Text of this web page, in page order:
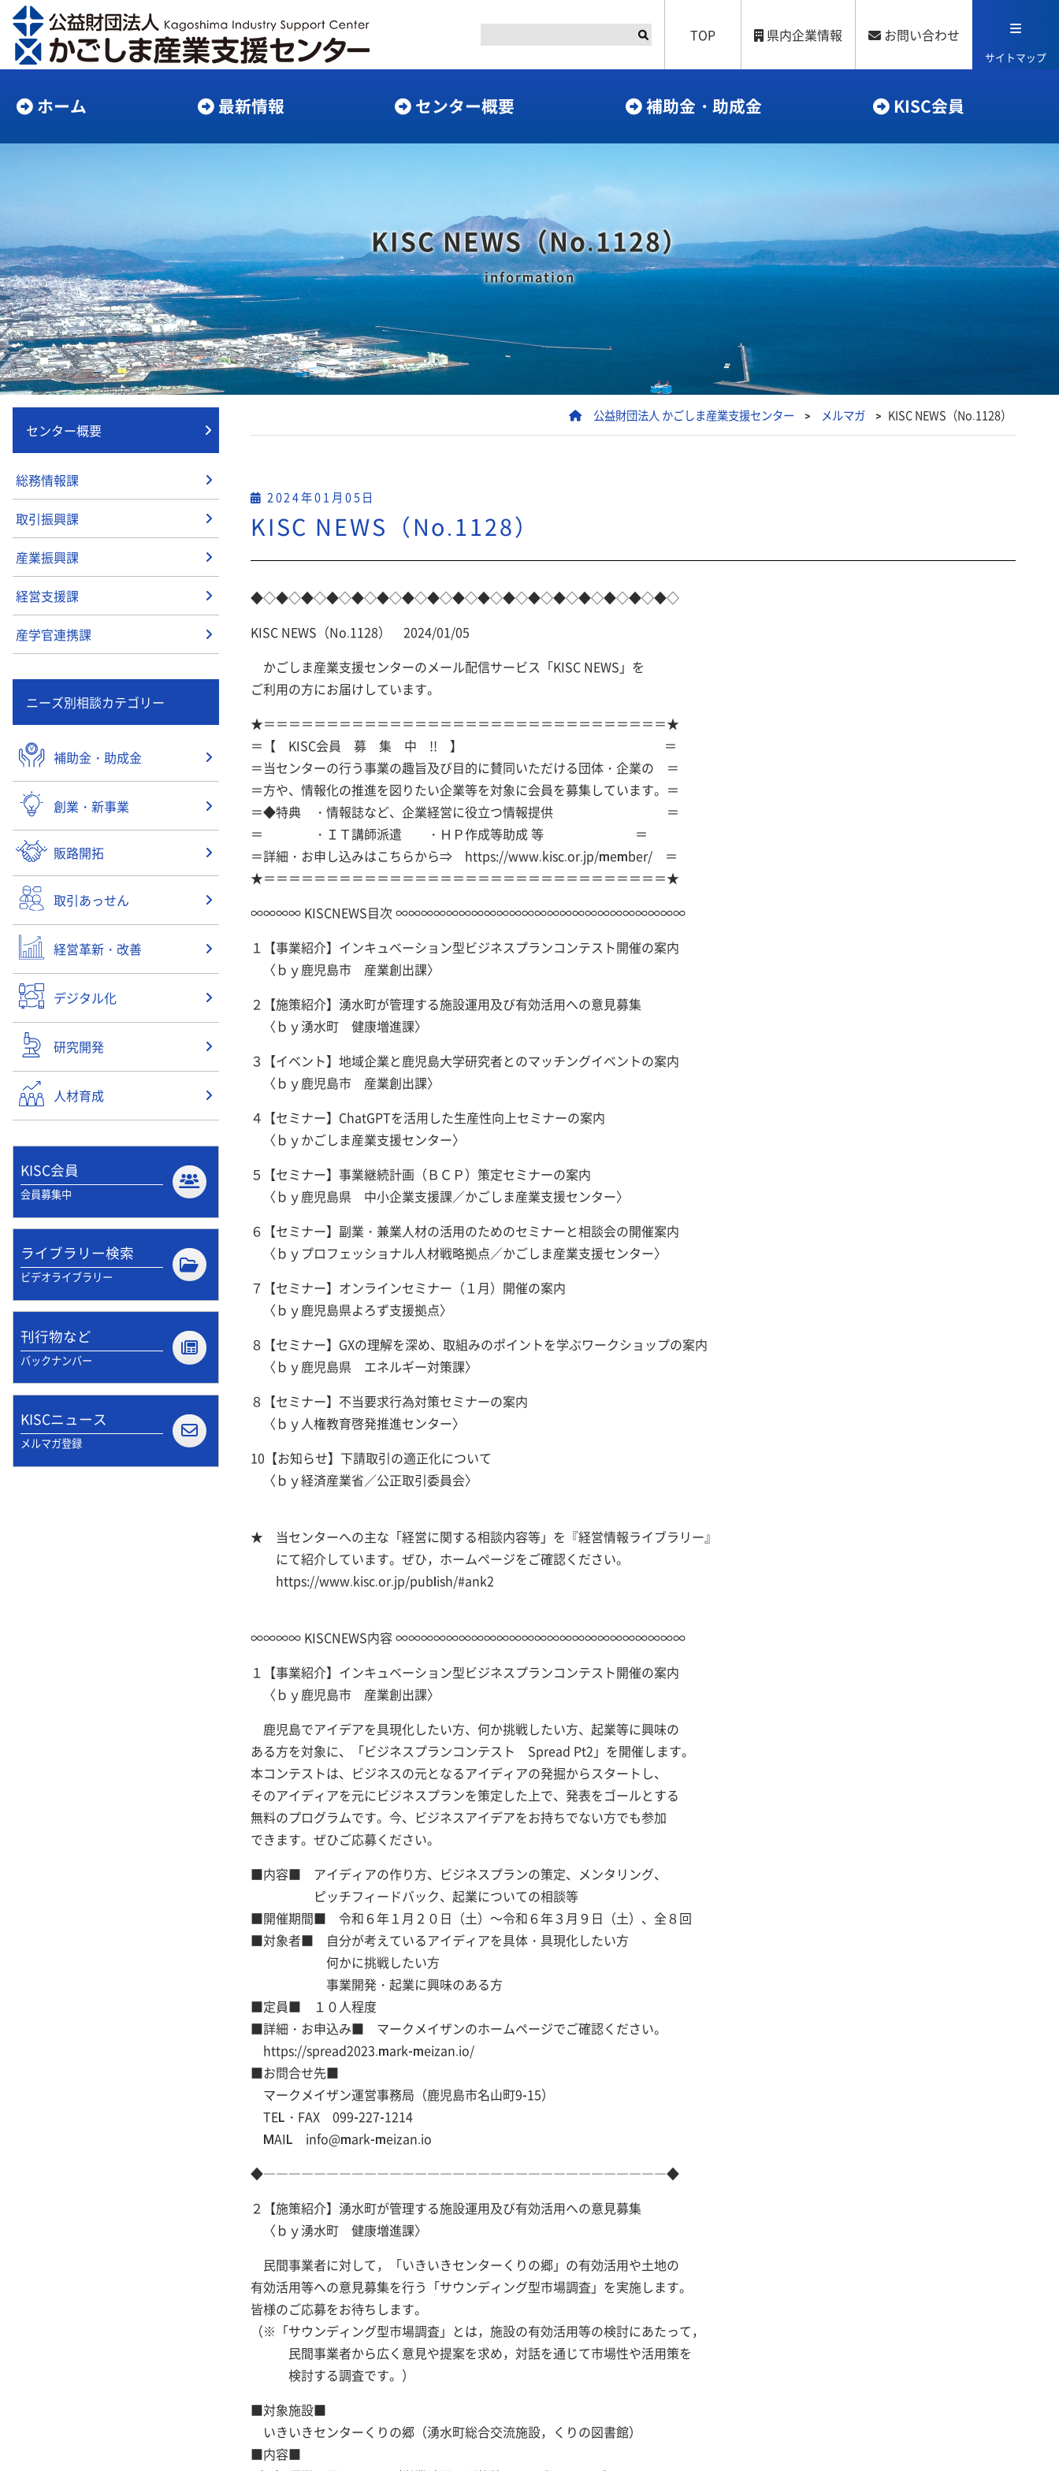
TOP 県内企業情報 お問い合わせ
サイトマップ
ホーム 最新情報 センター概要 補助金・助成金 KISC会員
KISC NEWS（No.1128）
information
公益財団法人 かごしま産業支援センター > メルマガ > KISC NEWS（No.1128）
2024年01月05日
KISC NEWS（No.1128）
◆◇◆◇◆◇◆◇◆◇◆◇◆◇◆◇◆◇◆◇◆◇◆◇◆◇◆◇◆◇◆◇◆◇
KISC NEWS（No.1128） 2024/01/05
かごしま産業支援センターのメール配信サービス「KISC NEWS」を
ご利用の方にお届けしています。
★＝＝＝＝＝＝＝＝＝＝＝＝＝＝＝＝＝＝＝＝＝＝＝＝＝＝＝＝＝＝＝＝★
＝【 KISC会員 募 集 中 !! 】 ＝
＝当センターの行う事業の趣旨及び目的に賛同いただける団体・企業の ＝
＝方や、情報化の推進を図りたい企業等を対象に会員を募集しています。＝
＝◆特典 ・情報誌など、企業経営に役立つ情報提供 ＝
＝ ・ＩＴ講師派遣 ・ＨＰ作成等助成 等 ＝
＝詳細・お申し込みはこちらから⇒ https://www.kisc.or.jp/member/ ＝
★＝＝＝＝＝＝＝＝＝＝＝＝＝＝＝＝＝＝＝＝＝＝＝＝＝＝＝＝＝＝＝＝★
∞∞∞∞ KISCNEWS目次 ∞∞∞∞∞∞∞∞∞∞∞∞∞∞∞∞∞∞∞∞∞∞∞
１【事業紹介】インキュベーション型ビジネスプランコンテスト開催の案内
〈ｂｙ鹿児島市 産業創出課〉
２【施策紹介】湧水町が管理する施設運用及び有効活用への意見募集
〈ｂｙ湧水町 健康増進課〉
３【イベント】地域企業と鹿児島大学研究者とのマッチングイベントの案内
〈ｂｙ鹿児島市 産業創出課〉
４【セミナー】ChatGPTを活用した生産性向上セミナーの案内
〈ｂｙかごしま産業支援センター〉
５【セミナー】事業継続計画（ＢＣＰ）策定セミナーの案内
〈ｂｙ鹿児島県 中小企業支援課／かごしま産業支援センター〉
６【セミナー】副業・兼業人材の活用のためのセミナーと相談会の開催案内
〈ｂｙプロフェッショナル人材戦略拠点／かごしま産業支援センター〉
７【セミナー】オンラインセミナー（１月）開催の案内
〈ｂｙ鹿児島県よろず支援拠点〉
８【セミナー】GXの理解を深め、取組みのポイントを学ぶワークショップの案内
〈ｂｙ鹿児島県 エネルギー対策課〉
８【セミナー】不当要求行為対策セミナーの案内
〈ｂｙ人権教育啓発推進センター〉
10【お知らせ】下請取引の適正化について
〈ｂｙ経済産業省／公正取引委員会〉
★ 当センターへの主な「経営に関する相談内容等」を『経営情報ライブラリー』
にて紹介しています。ぜひ，ホームページをご確認ください。
https://www.kisc.or.jp/publish/#ank2
∞∞∞∞ KISCNEWS内容 ∞∞∞∞∞∞∞∞∞∞∞∞∞∞∞∞∞∞∞∞∞∞∞
１【事業紹介】インキュベーション型ビジネスプランコンテスト開催の案内
〈ｂｙ鹿児島市 産業創出課〉
鹿児島でアイデアを具現化したい方、何か挑戦したい方、起業等に興味の
ある方を対象に、「ビジネスプランコンテスト Spread Pt2」を開催します。
本コンテストは、ビジネスの元となるアイディアの発掘からスタートし、
そのアイディアを元にビジネスプランを策定した上で、発表をゴールとする
無料のプログラムです。今、ビジネスアイデアをお持ちでない方でも参加
できます。ぜひご応募ください。
■内容■ アイディアの作り方、ビジネスプランの策定、メンタリング、
ピッチフィードバック、起業についての相談等
■開催期間■ 令和６年１月２０日（土）～令和６年３月９日（土）、全８回
■対象者■ 自分が考えているアイディアを具体・具現化したい方
何かに挑戦したい方
事業開発・起業に興味のある方
■定員■ １０人程度
■詳細・お申込み■ マークメイザンのホームページでご確認ください。
https://spread2023.mark-meizan.io/
■お問合せ先■
マークメイザン運営事務局（鹿児島市名山町9-15）
TEL・FAX 099-227-1214
MAIL info@mark-meizan.io
◆――――――――――――――――――――――――――――――――◆
２【施策紹介】湧水町が管理する施設運用及び有効活用への意見募集
〈ｂｙ湧水町 健康増進課〉
民間事業者に対して，「いきいきセンターくりの郷」の有効活用や土地の
有効活用等への意見募集を行う「サウンディング型市場調査」を実施します。
皆様のご応募をお待ちします。
（※「サウンディング型市場調査」とは，施設の有効活用等の検討にあたって，
民間事業者から広く意見や提案を求め，対話を通じて市場性や活用策を
検討する調査です。）
■対象施設■
いきいきセンターくりの郷（湧水町総合交流施設，くりの図書館）
■内容■
センター概要
総務情報課
取引振興課
産業振興課
経営支援課
産学官連携課
ニーズ別相談カテゴリー
補助金・助成金
創業・新事業
販路開拓
取引あっせん
経営革新・改善
デジタル化
研究開発
人材育成
KISC会員
会員募集中
ライブラリー検索
ビデオライブラリー
刊行物など
バックナンバー
KISCニュース
メルマガ登録